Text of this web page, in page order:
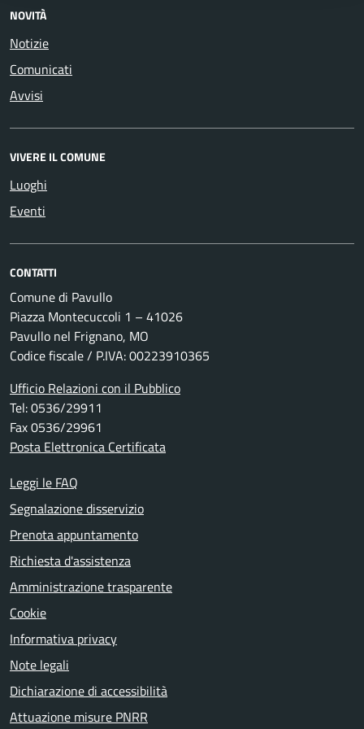
NOVITÀ
Notizie
Comunicati
Avvisi
VIVERE IL COMUNE
Luoghi
Eventi
CONTATTI
Comune di Pavullo
Piazza Montecuccoli 1 – 41026
Pavullo nel Frignano, MO
Codice fiscale / P.IVA: 00223910365
Ufficio Relazioni con il Pubblico
Tel: 0536/29911
Fax 0536/29961
Posta Elettronica Certificata
Leggi le FAQ
Segnalazione disservizio
Prenota appuntamento
Richiesta d'assistenza
Amministrazione trasparente
Cookie
Informativa privacy
Note legali
Dichiarazione di accessibilità
Attuazione misure PNRR